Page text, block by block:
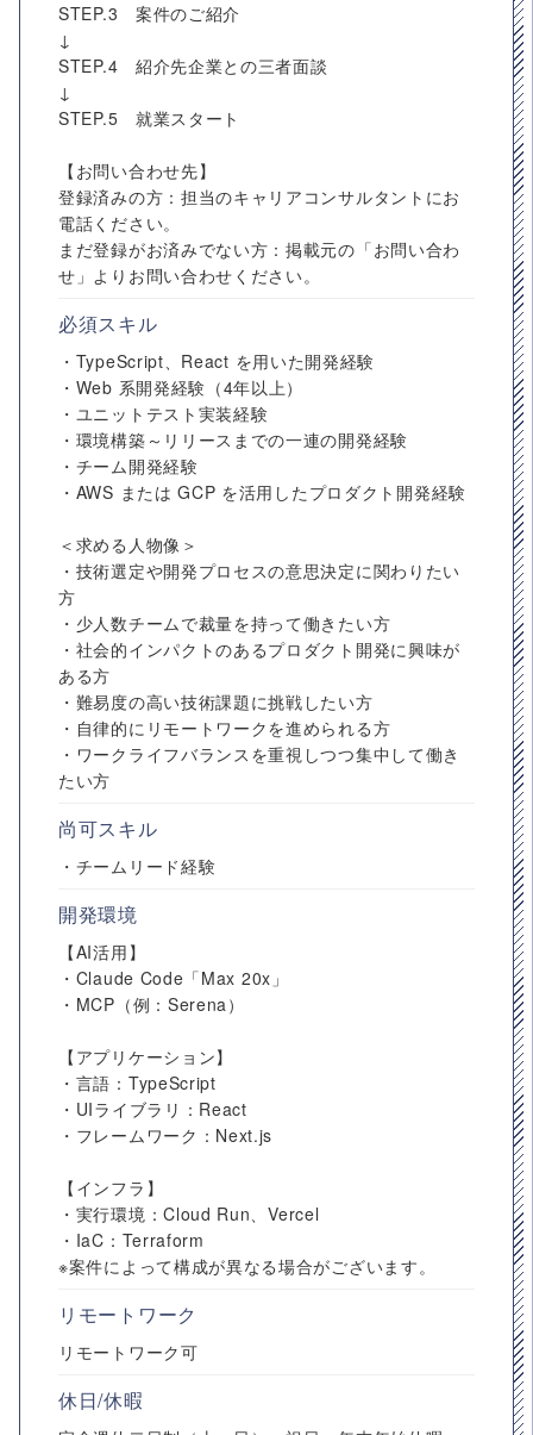
STEP.3 案件のご紹介
↓
STEP.4 紹介先企業との三者面談
↓
STEP.5 就業スタート
【お問い合わせ先】
登録済みの方：担当のキャリアコンサルタントにお
電話ください。
まだ登録がお済みでない方：掲載元の「お問い合わ
せ」よりお問い合わせください。
必須スキル
・TypeScript、React を用いた開発経験
・Web 系開発経験（4年以上）
・ユニットテスト実装経験
・環境構築～リリースまでの一連の開発経験
・チーム開発経験
・AWS または GCP を活用したプロダクト開発経験
＜求める人物像＞
・技術選定や開発プロセスの意思決定に関わりたい
方
・少人数チームで裁量を持って働きたい方
・社会的インパクトのあるプロダクト開発に興味が
ある方
・難易度の高い技術課題に挑戦したい方
・自律的にリモートワークを進められる方
・ワークライフバランスを重視しつつ集中して働き
たい方
尚可スキル
・チームリード経験
開発環境
【AI活用】
・Claude Code「Max 20x」
・MCP（例：Serena）
【アプリケーション】
・言語：TypeScript
・UIライブラリ：React
・フレームワーク：Next.js
【インフラ】
・実行環境：Cloud Run、Vercel
・IaC：Terraform
※案件によって構成が異なる場合がございます。
リモートワーク
リモートワーク可
休日/休暇